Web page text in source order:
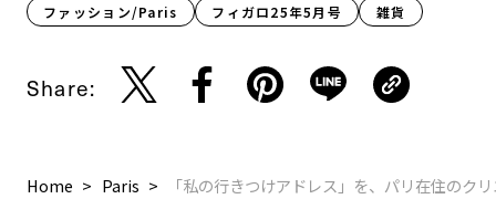
ファッション/Paris
フィガロ25年5月号 雑貨
Share:
Home Paris 「私の行きつけアドレス」を、パリ在住のク